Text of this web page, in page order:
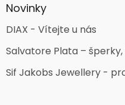
Novinky
DIAX - Vítejte u nás
Salvatore Plata –
Sif Jakobs Jewellery -